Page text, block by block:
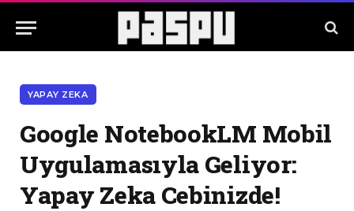
YAPAY ZEKA
Google NotebookLM Mobil
Uygulamasıyla Geliyor:
Yapay Zeka Cebinizde!